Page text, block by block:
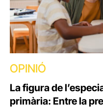
OPINIÓ
La figura de
primària: Entre la